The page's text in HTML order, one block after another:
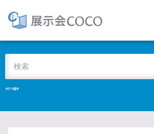
タグで探す